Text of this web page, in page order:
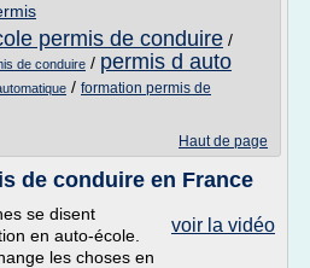
permis de conduire /
de conduire / permis d auto
/ formation permis de
Haut de page
de conduire en France
voir la vidéo
se disent
en auto-école.
les choses en